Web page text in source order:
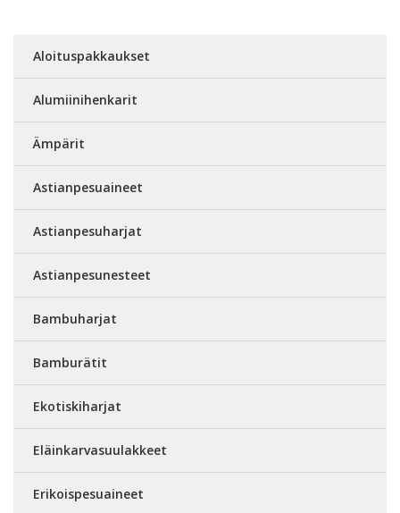
Aloituspakkaukset
Alumiinihenkarit
Ämpärit
Astianpesuaineet
Astianpesuharjat
Astianpesunesteet
Bambuharjat
Bamburätit
Ekotiskiharjat
Eläinkarvasuulakkeet
Erikoispesuaineet